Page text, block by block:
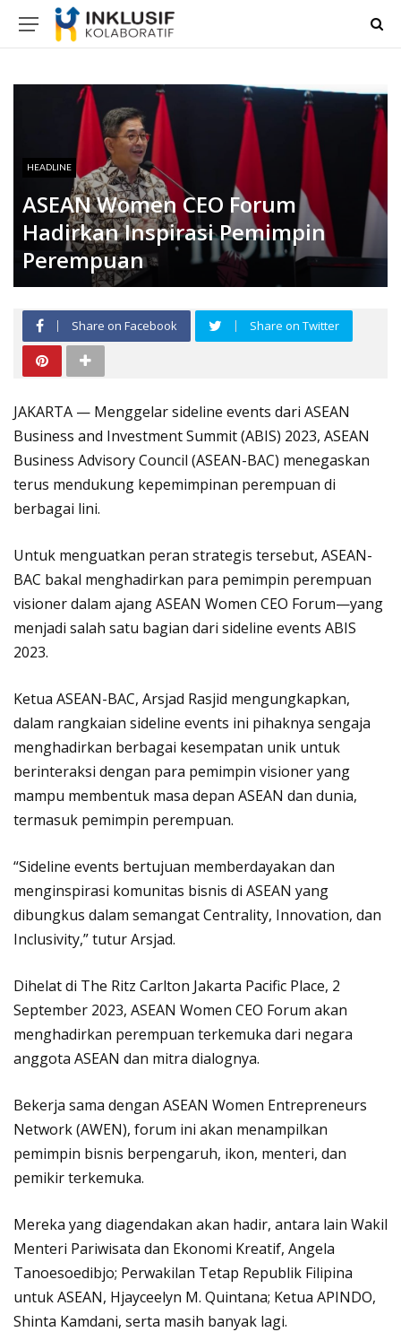
HEADLINE
ASEAN Women CEO Forum
Hadirkan Inspirasi Pemimpin
Perempuan
Share on Facebook Share on Twitter
JAKARTA — Menggelar sideline events dari ASEAN
Business and Investment Summit (ABIS) 2023, ASEAN
Business Advisory Council (ASEAN-BAC) menegaskan
terus mendukung kepemimpinan perempuan di
berbagai lini.
Untuk menguatkan peran strategis tersebut, ASEAN-
BAC bakal menghadirkan para pemimpin perempuan
visioner dalam ajang ASEAN Women CEO Forum—yang
menjadi salah satu bagian dari sideline events ABIS
2023.
Ketua ASEAN-BAC, Arsjad Rasjid mengungkapkan,
dalam rangkaian sideline events ini pihaknya sengaja
menghadirkan berbagai kesempatan unik untuk
berinteraksi dengan para pemimpin visioner yang
mampu membentuk masa depan ASEAN dan dunia,
termasuk pemimpin perempuan.
“Sideline events bertujuan memberdayakan dan
menginspirasi komunitas bisnis di ASEAN yang
dibungkus dalam semangat Centrality, Innovation, dan
Inclusivity,” tutur Arsjad.
Dihelat di The Ritz Carlton Jakarta Pacific Place, 2
September 2023, ASEAN Women CEO Forum akan
menghadirkan perempuan terkemuka dari negara
anggota ASEAN dan mitra dialognya.
Bekerja sama dengan ASEAN Women Entrepreneurs
Network (AWEN), forum ini akan menampilkan
pemimpin bisnis berpengaruh, ikon, menteri, dan
pemikir terkemuka.
Mereka yang diagendakan akan hadir, antara lain Wakil
Menteri Pariwisata dan Ekonomi Kreatif, Angela
Tanoesoedibjo; Perwakilan Tetap Republik Filipina
untuk ASEAN, Hjayceelyn M. Quintana; Ketua APINDO,
Shinta Kamdani, serta masih banyak lagi.